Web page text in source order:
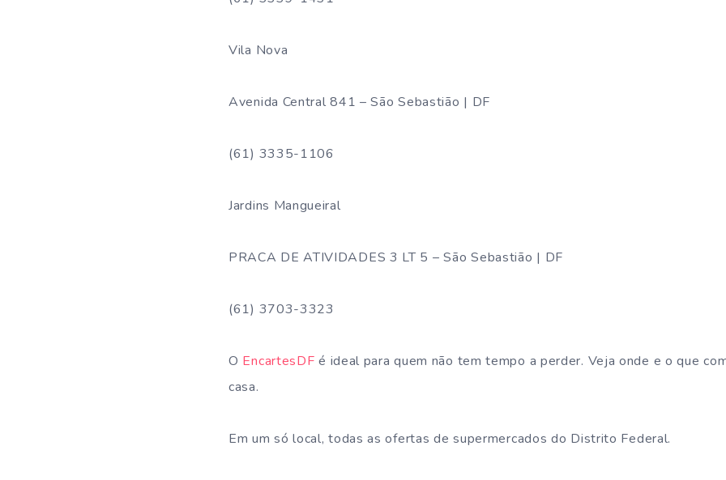
Vila Nova
Avenida Central 841 – São Sebastião | DF
(61) 3335-1106
Jardins Mangueiral
PRACA DE ATIVIDADES 3 LT 5 – São Sebastião | DF
(61) 3703-3323
O EncartesDF é ideal para quem não tem tempo a perder. Veja onde e o que
casa.
Em um só local, todas as ofertas de supermercados do Distrito Federal.